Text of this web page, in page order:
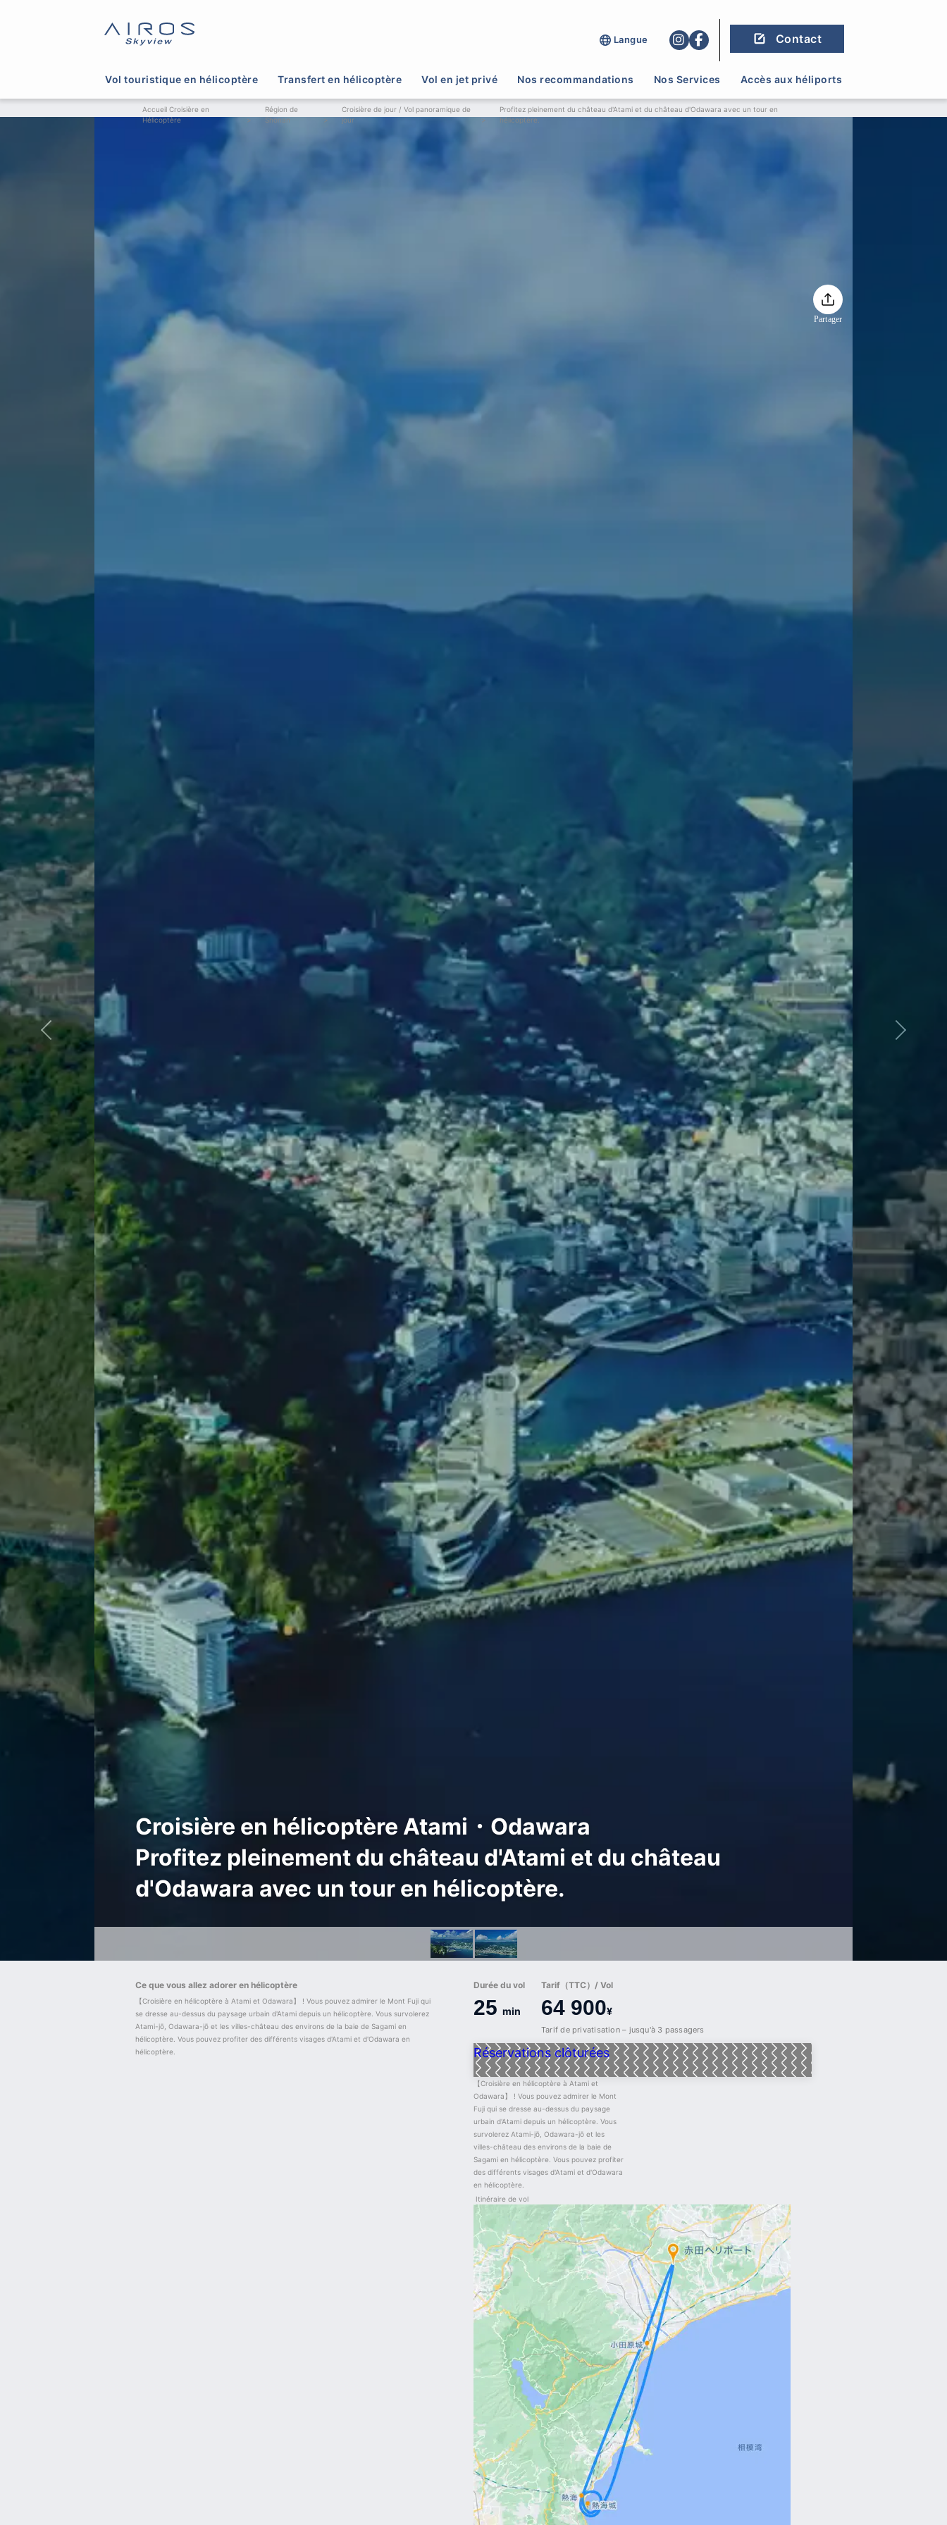
Langue Contact
Vol touristique en hélicoptère Transfert en hélicoptère Vol en jet privé Nos recommandations Nos Services Accès aux héliports
Accueil Croisière en
Hélicoptère
>
Région de
Shonan
>
Croisière de jour / Vol panoramique de
jour
>
Profitez pleinement du château d'Atami et du château d'Odawara avec un tour en
hélicoptère.
Partager
Croisière en hélicoptère Atami・Odawara
Profitez pleinement du château d'Atami et du château
d'Odawara avec un tour en hélicoptère.
Durée du vol
25 min
Tarif（TTC）/ Vol
64 900¥
Tarif de privatisation – jusqu'à 3 passagers
Réservations clôturées
【Croisière en hélicoptère à Atami et
Odawara】 ! Vous pouvez admirer le Mont
Fuji qui se dresse au-dessus du paysage
urbain d'Atami depuis un hélicoptère. Vous
survolerez Atami-jō, Odawara-jō et les
villes-château des environs de la baie de
Sagami en hélicoptère. Vous pouvez profiter
des différents visages d'Atami et d'Odawara
en hélicoptère.
Itinéraire de vol
Ce que vous allez adorer en hélicoptère
【Croisière en hélicoptère à Atami et Odawara】 ! Vous pouvez admirer le Mont Fuji qui
se dresse au-dessus du paysage urbain d'Atami depuis un hélicoptère. Vous survolerez
Atami-jō, Odawara-jō et les villes-château des environs de la baie de Sagami en
hélicoptère. Vous pouvez profiter des différents visages d'Atami et d'Odawara en
hélicoptère.